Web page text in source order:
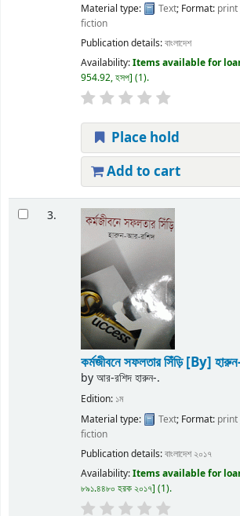
Material type:
Text; Format: print
fiction
Publication details:বাংলাদেশ
Availability:Items available for
954.92, হসপ (1).
Place hold
Add to cart
3.
কর্মজীবনে সফলতার সিঁড়ি[By]
byআর-রশিদ হারুন-.
Edition: ১ম
Material type:
Text; Format: print
fiction
Publication details:বাংলাদেশ ২০১৭
Availability:Items available for
৮৯১.৪৪৮০ হরক ২০১৭ (1).